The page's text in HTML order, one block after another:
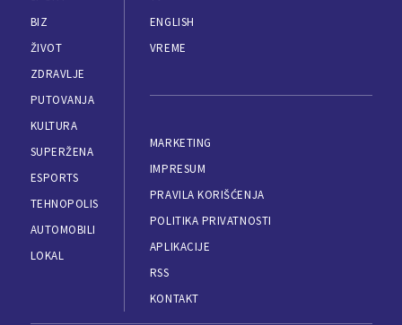
BIZ
ŽIVOT
ZDRAVLJE
PUTOVANJA
KULTURA
SUPERŽENA
ESPORTS
TEHNOPOLIS
AUTOMOBILI
LOKAL
ENGLISH
VREME
MARKETING
IMPRESUM
PRAVILA KORIŠĆENJA
POLITIKA PRIVATNOSTI
APLIKACIJE
RSS
KONTAKT